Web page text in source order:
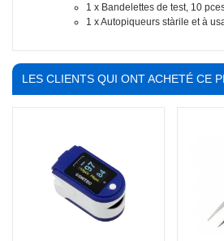
1 x Bandelettes de test, 10
1 x Autopiqueurs stàrile et à
LES CLIENTS QUI ONT ACHETÉ CE